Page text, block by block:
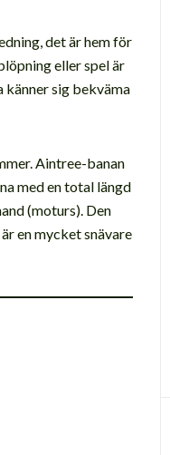
det är hem för
eller spel är
känner sig bekväma
Aintree-banan
med en total längd
(moturs). Den
en mycket snävare